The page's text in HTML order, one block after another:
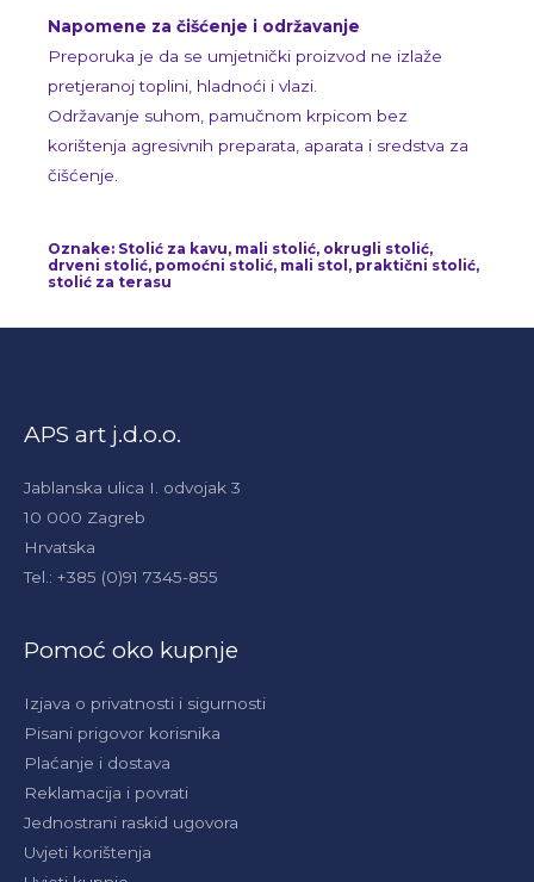
Napomene za čišćenje i održavanje
Preporuka je da se umjetnički proizvod ne izlaže
pretjeranoj toplini, hladnoći i vlazi.
Održavanje suhom, pamučnom krpicom bez
korištenja agresivnih preparata, aparata i sredstva za
čišćenje.
Oznake: Stolić za kavu, mali stolić, okrugli stolić,
drveni stolić, pomoćni stolić, mali stol, praktični stolić,
stolić za terasu
APS art j.d.o.o.
Jablanska ulica I. odvojak 3
10 000 Zagreb
Hrvatska
Tel.: +385 (0)91 7345-855
Pomoć oko kupnje
Izjava o privatnosti i sigurnosti
Pisani prigovor korisnika
Plaćanje i dostava
Reklamacija i povrati
Jednostrani raskid ugovora
Uvjeti korištenja